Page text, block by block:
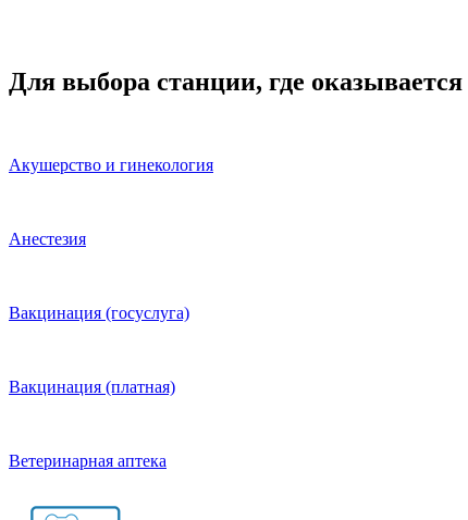
Для выбора станции, где
Акушерство и гинекология
Анестезия
Вакцинация (госуслуга)
Вакцинация (платная)
Ветеринарная аптека